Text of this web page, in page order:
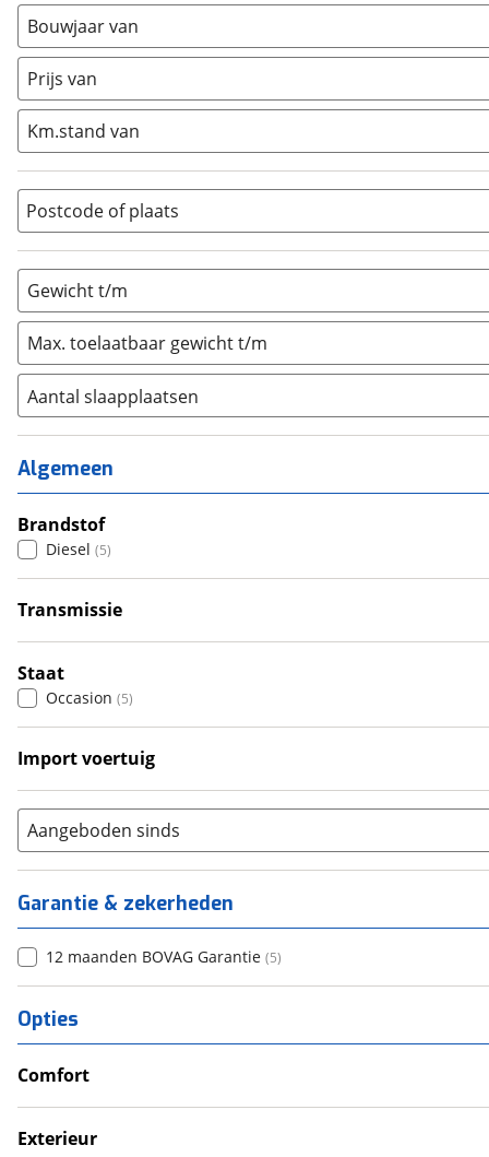
Busmodel
Caravan (0)
Half-integraal
Integraal (3)
Opzetunit (0
Vouwwagen (0)
Bouwjaar van
Prijs van
Km.stand van
Postcode of plaats
Gewicht t/m
Max. toelaatbaar gewicht t/m
Aantal slaapplaatsen
1 (0)
2 (0)
3 (0)
4 (0)
5 (0)
6+ (0)
Algemeen
Brandstof
Diesel (5)
Transmissie
Automatisch
Staat
Occasion (5)
Import voertuig
Nee (2)
Aangeboden sinds
Garantie & zekerheden
12 maanden BOVAG Garantie (5)
Opties
Comfort
Douche
Exterieur